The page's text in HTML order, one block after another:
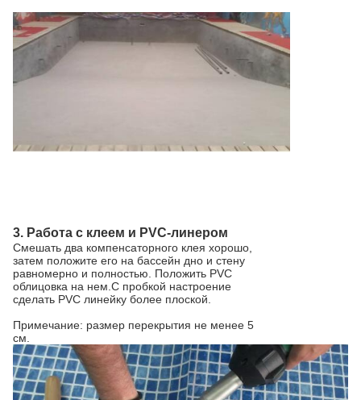
3. Работа с клеем и PVC-линером
Смешать два компенсаторного клея хорошо,
затем положите его на бассейн дно и стену
равномерно и полностью. Положить PVC
облицовка на нем.С пробкой настроение
сделать PVC линейку более плоской.
Примечание: размер перекрытия не менее 5
см.